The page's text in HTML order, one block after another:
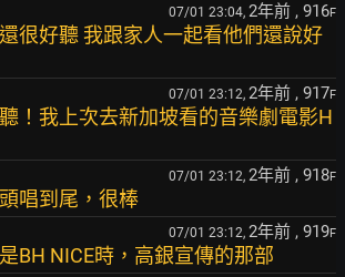
07/01 23:04, 2年前 , 916F
很好聽 我跟家人一起看他們還說好
07/01 23:12, 2年前 , 917F
！我上次去新加坡看的音樂劇電影H
07/01 23:12, 2年前 , 918F
唱到尾，很棒
07/01 23:12, 2年前 , 919F
BH NICE時，高銀宣傳的那部